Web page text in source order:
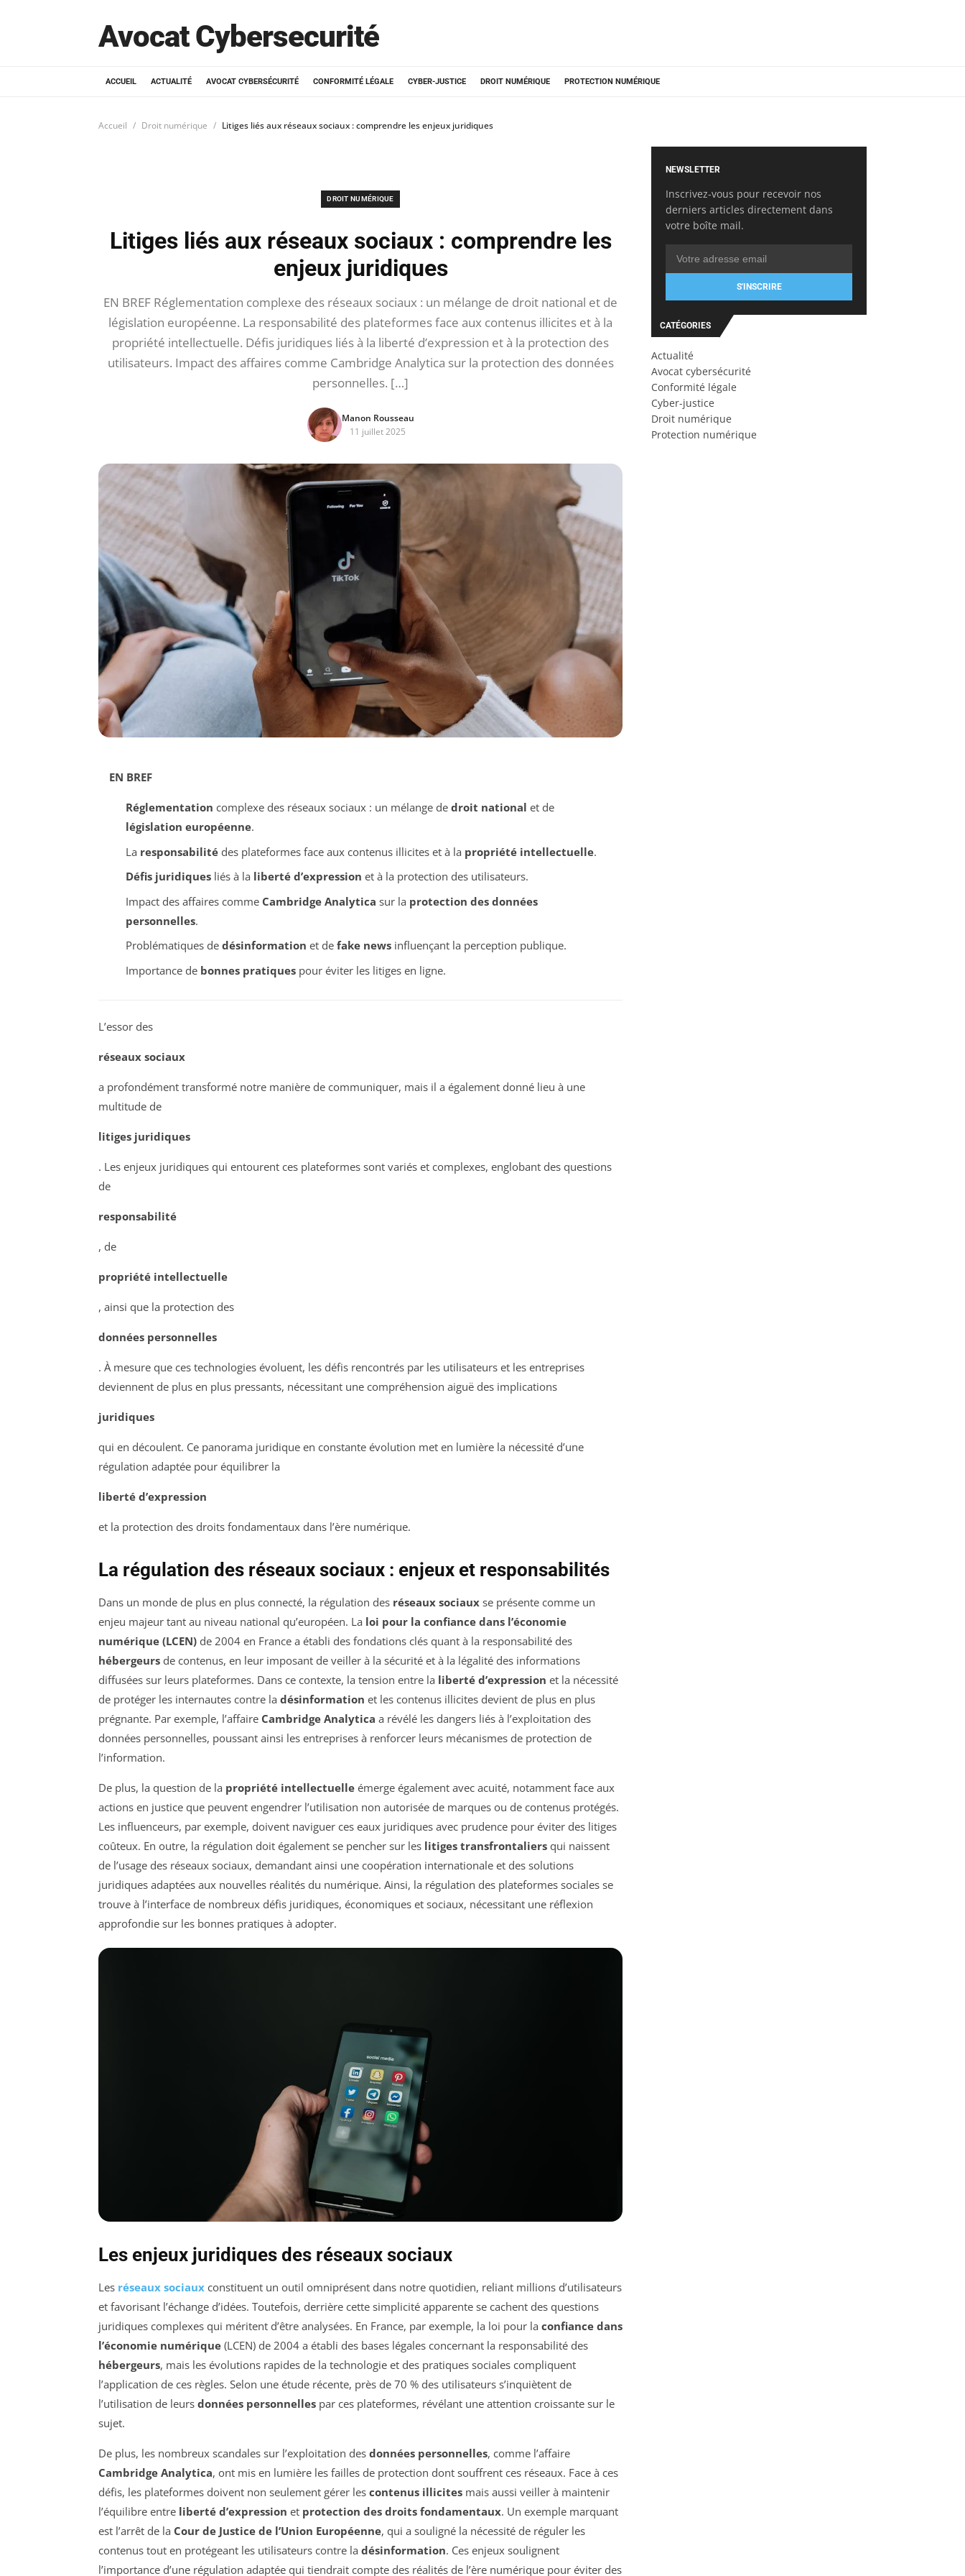
Avocat Cybersecurité
ACCUEIL ACTUALITÉ AVOCAT CYBERSÉCURITÉ CONFORMITÉ LÉGALE CYBER-JUSTICE DROIT NUMÉRIQUE PROTECTION NUMÉRIQUE
Accueil Droit numérique Litiges liés aux réseaux sociaux : comprendre les enjeux juridiques
DROIT NUMÉRIQUE
Litiges liés aux réseaux sociaux : comprendre les
enjeux juridiques
EN BREF Réglementation complexe des réseaux sociaux : un mélange de droit national et de
législation européenne. La responsabilité des plateformes face aux contenus illicites et à la
propriété intellectuelle. Défis juridiques liés à la liberté d’expression et à la protection des
utilisateurs. Impact des affaires comme Cambridge Analytica sur la protection des données
personnelles. […]
Manon Rousseau
11 juillet 2025
EN BREF
Réglementation complexe des réseaux sociaux : un mélange de droit national et de
législation européenne.
La responsabilitédes plateformes face aux contenus illicites et à la propriété intellectuelle.
Défis juridiquesliés à la liberté d’expression et à la protection des utilisateurs.
Impact des affaires comme Cambridge Analytica sur la protection des données
personnelles.
Problématiques de désinformation et de fake newsinfluençant la perception publique.
Importance de bonnes pratiquespour éviter les litiges en ligne.
L’essor des
réseaux sociaux
a profondément transformé notre manière de communiquer, mais il a également donné lieu à une
multitude de
litiges juridiques
. Les enjeux juridiques qui entourent ces plateformes sont variés et complexes, englobant des questions
de
responsabilité
, de
propriété intellectuelle
, ainsi que la protection des
données personnelles
. À mesure que ces technologies évoluent, les défis rencontrés par les utilisateurs et les entreprises
deviennent de plus en plus pressants, nécessitant une compréhension aiguë des implications
juridiques
qui en découlent. Ce panorama juridique en constante évolution met en lumière la nécessité d’une
régulation adaptée pour équilibrer la
liberté d’expression
et la protection des droits fondamentaux dans l’ère numérique.
La régulation des réseaux sociaux : enjeux et responsabilités
Dans un monde de plus en plus connecté, la régulation des réseaux sociaux se présente comme un
enjeu majeur tant au niveau national qu’européen. La loi pour la confiance dans l’économie
numérique (LCEN) de 2004 en France a établi des fondations clés quant à la responsabilité des
hébergeurs de contenus, en leur imposant de veiller à la sécurité et à la légalité des informations
diffusées sur leurs plateformes. Dans ce contexte, la tension entre la liberté d’expression et la nécessité
de protéger les internautes contre la désinformation et les contenus illicites devient de plus en plus
prégnante. Par exemple, l’affaire Cambridge Analytica a révélé les dangers liés à l’exploitation des
données personnelles, poussant ainsi les entreprises à renforcer leurs mécanismes de protection de
l’information.
De plus, la question de la propriété intellectuelle émerge également avec acuité, notamment face aux
actions en justice que peuvent engendrer l’utilisation non autorisée de marques ou de contenus protégés.
Les influenceurs, par exemple, doivent naviguer ces eaux juridiques avec prudence pour éviter des litiges
coûteux. En outre, la régulation doit également se pencher sur les litiges transfrontaliers qui naissent
de l’usage des réseaux sociaux, demandant ainsi une coopération internationale et des solutions
juridiques adaptées aux nouvelles réalités du numérique. Ainsi, la régulation des plateformes sociales se
trouve à l’interface de nombreux défis juridiques, économiques et sociaux, nécessitant une réflexion
approfondie sur les bonnes pratiques à adopter.
Les enjeux juridiques des réseaux sociaux
Les réseaux sociaux constituent un outil omniprésent dans notre quotidien, reliant millions d’utilisateurs
et favorisant l’échange d’idées. Toutefois, derrière cette simplicité apparente se cachent des questions
juridiques complexes qui méritent d’être analysées. En France, par exemple, la loi pour la confiance dans
l’économie numérique (LCEN) de 2004 a établi des bases légales concernant la responsabilité des
hébergeurs, mais les évolutions rapides de la technologie et des pratiques sociales compliquent
l’application de ces règles. Selon une étude récente, près de 70 % des utilisateurs s’inquiètent de
l’utilisation de leurs données personnelles par ces plateformes, révélant une attention croissante sur le
sujet.
De plus, les nombreux scandales sur l’exploitation des données personnelles, comme l’affaire
Cambridge Analytica, ont mis en lumière les failles de protection dont souffrent ces réseaux. Face à ces
défis, les plateformes doivent non seulement gérer les contenus illicites mais aussi veiller à maintenir
l’équilibre entre liberté d’expression et protection des droits fondamentaux. Un exemple marquant
est l’arrêt de la Cour de Justice de l’Union Européenne, qui a souligné la nécessité de réguler les
contenus tout en protégeant les utilisateurs contre la désinformation. Ces enjeux soulignent
l’importance d’une régulation adaptée qui tiendrait compte des réalités de l’ère numérique pour éviter des
NEWSLETTER
Inscrivez-vous pour recevoir nos
derniers articles directement dans
votre boîte mail.
S'INSCRIRE
CATÉGORIES
Actualité
Avocat cybersécurité
Conformité légale
Cyber-justice
Droit numérique
Protection numérique